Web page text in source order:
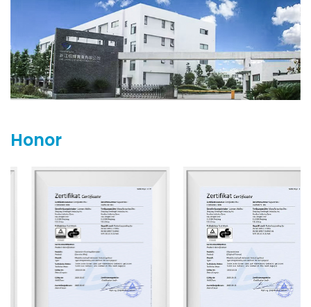
Zhejiang Everbright Industry está comprometida con
satisfacer las demandas del mercado y espera colaborar
con más socios para lograr un progreso mutuo.
Honor